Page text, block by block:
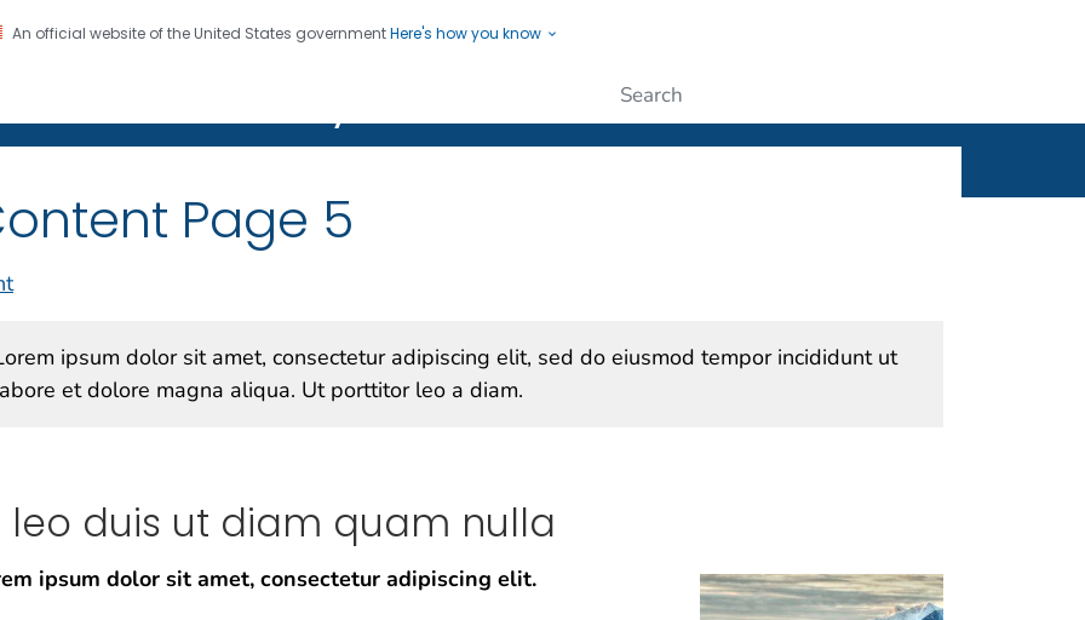
An official website of the United States governmentHere's how you know
Page 5
ipsum dolor sit amet, consectetur adipiscing elit, sed do eiusmod tempor incididunt ut
et dolore magna aliqua. Ut porttitor leo a diam.
leo duis ut diam quam nulla
ipsum dolor sit amet, consectetur adipiscing elit.